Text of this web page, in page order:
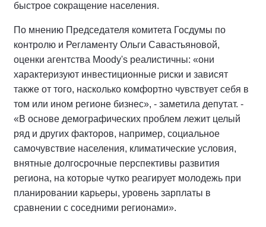
быстрое сокращение населения.
По мнению Председателя комитета Госдумы по
контролю и Регламенту Ольги Савастьяновой,
оценки агентства Moody's реалистичны: «они
характеризуют инвестиционные риски и зависят
также от того, насколько комфортно чувствует себя в
том или ином регионе бизнес», - заметила депутат. -
«В основе демографических проблем лежит целый
ряд и других факторов, например, социальное
самочувствие населения, климатические условия,
внятные долгосрочные перспективы развития
региона, на которые чутко реагирует молодежь при
планировании карьеры, уровень зарплаты в
сравнении с соседними регионами».